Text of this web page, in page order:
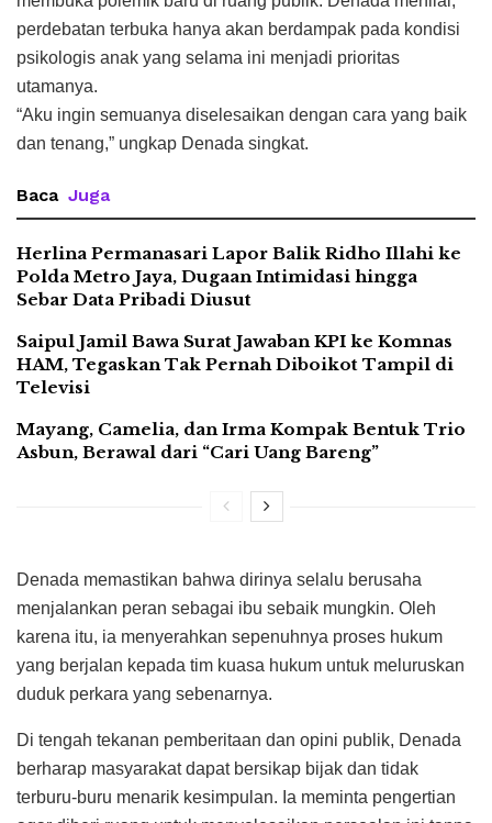
perdebatan terbuka hanya akan berdampak pada kondisi
psikologis anak yang selama ini menjadi prioritas
utamanya.
“Aku ingin semuanya diselesaikan dengan cara yang baik
dan tenang,” ungkap Denada singkat.
Baca Juga
Herlina Permanasari Lapor Balik Ridho Illahi ke
Polda Metro Jaya, Dugaan Intimidasi hingga
Sebar Data Pribadi Diusut
Saipul Jamil Bawa Surat Jawaban KPI ke Komnas
HAM, Tegaskan Tak Pernah Diboikot Tampil di
Televisi
Mayang, Camelia, dan Irma Kompak Bentuk Trio
Asbun, Berawal dari “Cari Uang Bareng”
Denada memastikan bahwa dirinya selalu berusaha
menjalankan peran sebagai ibu sebaik mungkin. Oleh
karena itu, ia menyerahkan sepenuhnya proses hukum
yang berjalan kepada tim kuasa hukum untuk meluruskan
duduk perkara yang sebenarnya.
Di tengah tekanan pemberitaan dan opini publik, Denada
berharap masyarakat dapat bersikap bijak dan tidak
terburu-buru menarik kesimpulan. Ia meminta pengertian